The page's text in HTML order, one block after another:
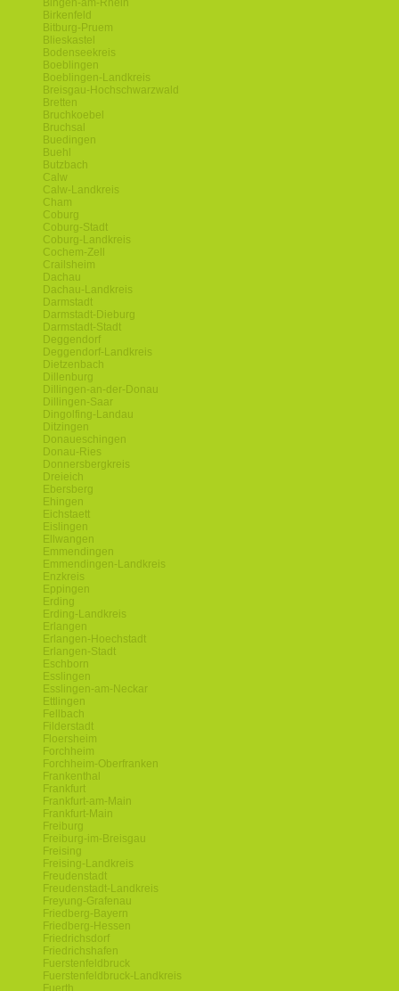
Bingen-am-Rhein
Birkenfeld
Bitburg-Pruem
Blieskastel
Bodenseekreis
Boeblingen
Boeblingen-Landkreis
Breisgau-Hochschwarzwald
Bretten
Bruchkoebel
Bruchsal
Buedingen
Buehl
Butzbach
Calw
Calw-Landkreis
Cham
Coburg
Coburg-Stadt
Coburg-Landkreis
Cochem-Zell
Crailsheim
Dachau
Dachau-Landkreis
Darmstadt
Darmstadt-Dieburg
Darmstadt-Stadt
Deggendorf
Deggendorf-Landkreis
Dietzenbach
Dillenburg
Dillingen-an-der-Donau
Dillingen-Saar
Dingolfing-Landau
Ditzingen
Donaueschingen
Donau-Ries
Donnersbergkreis
Dreieich
Ebersberg
Ehingen
Eichstaett
Eislingen
Ellwangen
Emmendingen
Emmendingen-Landkreis
Enzkreis
Eppingen
Erding
Erding-Landkreis
Erlangen
Erlangen-Hoechstadt
Erlangen-Stadt
Eschborn
Esslingen
Esslingen-am-Neckar
Ettlingen
Fellbach
Filderstadt
Floersheim
Forchheim
Forchheim-Oberfranken
Frankenthal
Frankfurt
Frankfurt-am-Main
Frankfurt-Main
Freiburg
Freiburg-im-Breisgau
Freising
Freising-Landkreis
Freudenstadt
Freudenstadt-Landkreis
Freyung-Grafenau
Friedberg-Bayern
Friedberg-Hessen
Friedrichsdorf
Friedrichshafen
Fuerstenfeldbruck
Fuerstenfeldbruck-Landkreis
Fuerth